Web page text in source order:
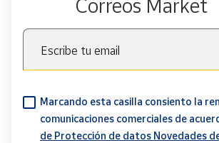
Correos Market
Escribe tu email
Marcando esta casilla consiento la
comunicaciones comerciales de
de Protección de datos Novedades